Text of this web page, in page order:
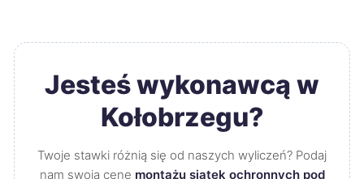
Jesteś wykonawcą w
Kołobrzegu?
Twoje stawki różnią się od naszych wyliczeń? Podaj
nam swoją cenę montażu siatek ochronnych pod